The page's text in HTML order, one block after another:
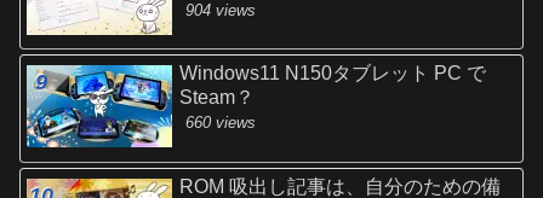
904 views
Windows11 N150タブレット PC で
Steam？
660 views
ROM 吸出し記事は、自分のための備